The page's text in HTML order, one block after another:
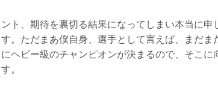
ト、期待を裏切る結果になってしまい本当に申
。ただまあ僕自身、選手として言えば、まだま
ヘビー級のチャンピオンが決まるので、そこに
。